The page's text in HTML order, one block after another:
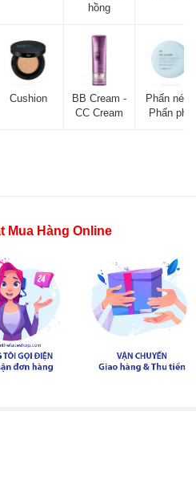
hồng
Cushion
BB Cream -
CC Cream
Phấn nén -
Phấn phủ
Mua Hàng Online